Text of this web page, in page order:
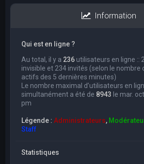
Information
Qui est en ligne ?
Au total, il y a 236 utilisateurs en ligne ::
invisible et 234 invités (selon le nombre
actifs des 5 dernières minutes)
Le nombre maximal d’utilisateurs en
simultanément a été de 8943 le mar.
pm
Légende :Administrateurs,
Staff
Statistiques